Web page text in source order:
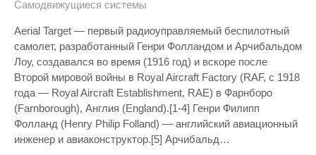
Самодвижущиеся системы
Aerial Target — первый радиоуправляемый беспилотный
самолет, разработанный Генри Фолландом и Арчибальдом
Лоу, создавался во время (1916 год) и вскоре после
Второй мировой войны в Royal Aircraft Factory (RAF, с 1918
года — Royal Aircraft Establishment, RAE) в Фарнборо
(Farnborough), Англия (England).[1-4] Генри Филипп
Фолланд (Henry Philip Folland) — английский авиационный
инженер и авиаконструктор.[5] Арчибальд…